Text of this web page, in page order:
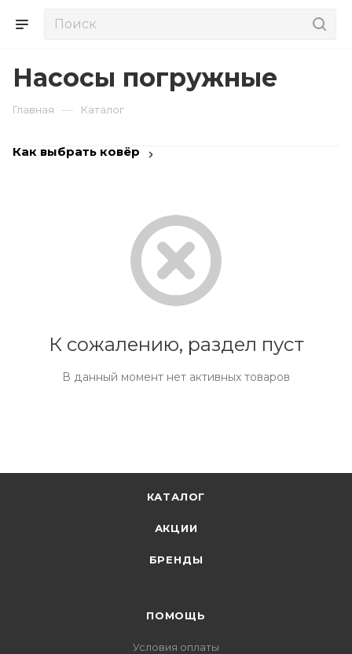
Насосы погружные
Главная — Каталог
Как выбрать ковёр
К сожалению, раздел пуст
В данный момент нет активных товаров
КАТАЛОГ
АКЦИИ
БРЕНДЫ
ПОМОЩЬ
Условия оплаты